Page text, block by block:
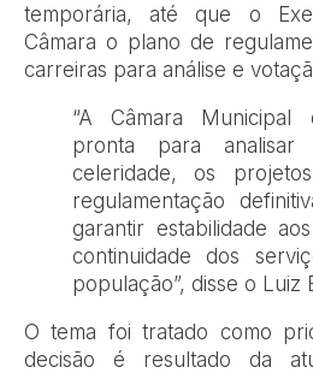
temporária, até que o
Câmara o plano de
carreiras para análise e
“A Câmara Municipal
pronta para
celeridade, os
regulamentação
garantir estabilidade
continuidade dos
população”, disse o Luiz
O tema foi tratado como
decisão é resultado da